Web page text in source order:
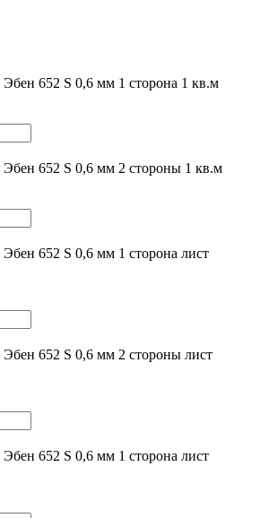
652 S 0,6 мм 1 сторона 1 кв.м
652 S 0,6 мм 2 стороны 1 кв.м
652 S 0,6 мм 1 сторона лист
652 S 0,6 мм 2 стороны лист
652 S 0,6 мм 1 сторона лист